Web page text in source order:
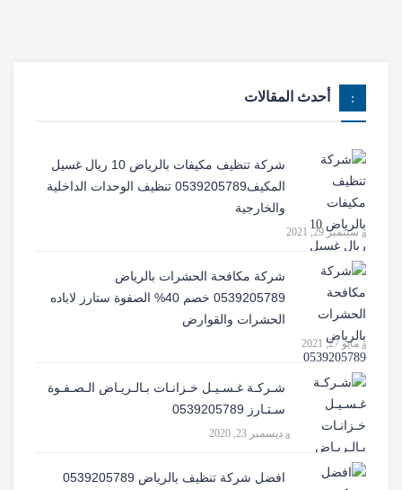
أحدث المقالات
شركة تنظيف مكيفات بالرياض 10 ريال غسيل
المكيف0539205789 تنظيف الوحدات الداخلية
والخارجية
سبتمبر 29, 2021
شركة مكافحة الحشرات بالرياض
0539205789 خصم 40% الصفوة ستارز لاباده
الحشرات والقوارض
مايو 27, 2021
شـركـة غـسـيـل خـزانـات بـالـريـاض الـصـفـوة
سـتـارز 0539205789
ديسمبر 23, 2020
افضل شركة تنظيف بالرياض 0539205789